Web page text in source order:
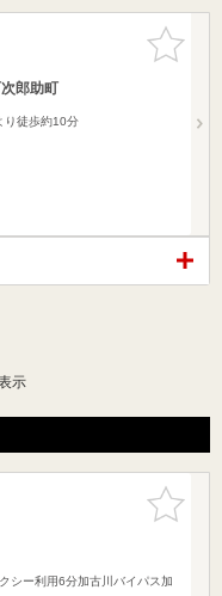
お気に入
りに追加
郎助町
り徒歩約10分
示
お気に入
りに追加
シー利用6分加古川バイパス加